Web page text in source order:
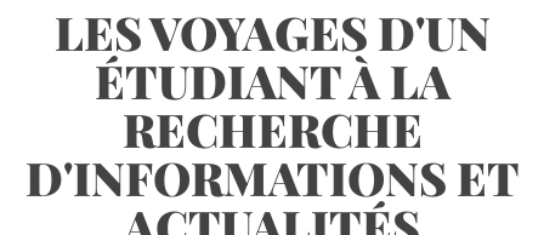
LES VOYAGES D'UN
ÉTUDIANT À LA
RECHERCHE
D'INFORMATIONS ET